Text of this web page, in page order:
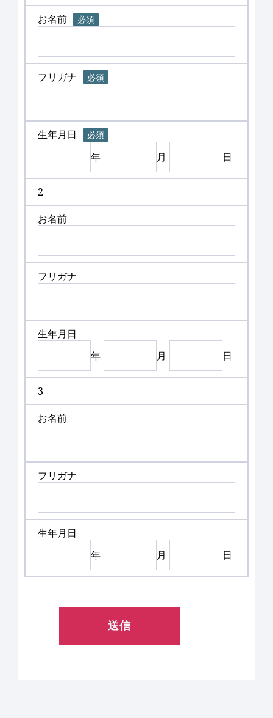
お名前
必須
フリガナ 必須
生年月日 必須
年 月 日
2
お名前
フリガナ
生年月日
年
月 日
3
お名前
フリガナ
生年月日
年
月 日